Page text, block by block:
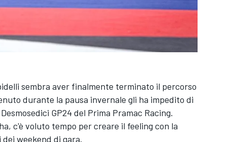
sembra aver finalmente terminato il percorso
durante la pausa invernale gli ha impedito di
GP24 del Prima Pramac Racing.
c'è voluto tempo per creare il feeling con la
dei weekend di gara.